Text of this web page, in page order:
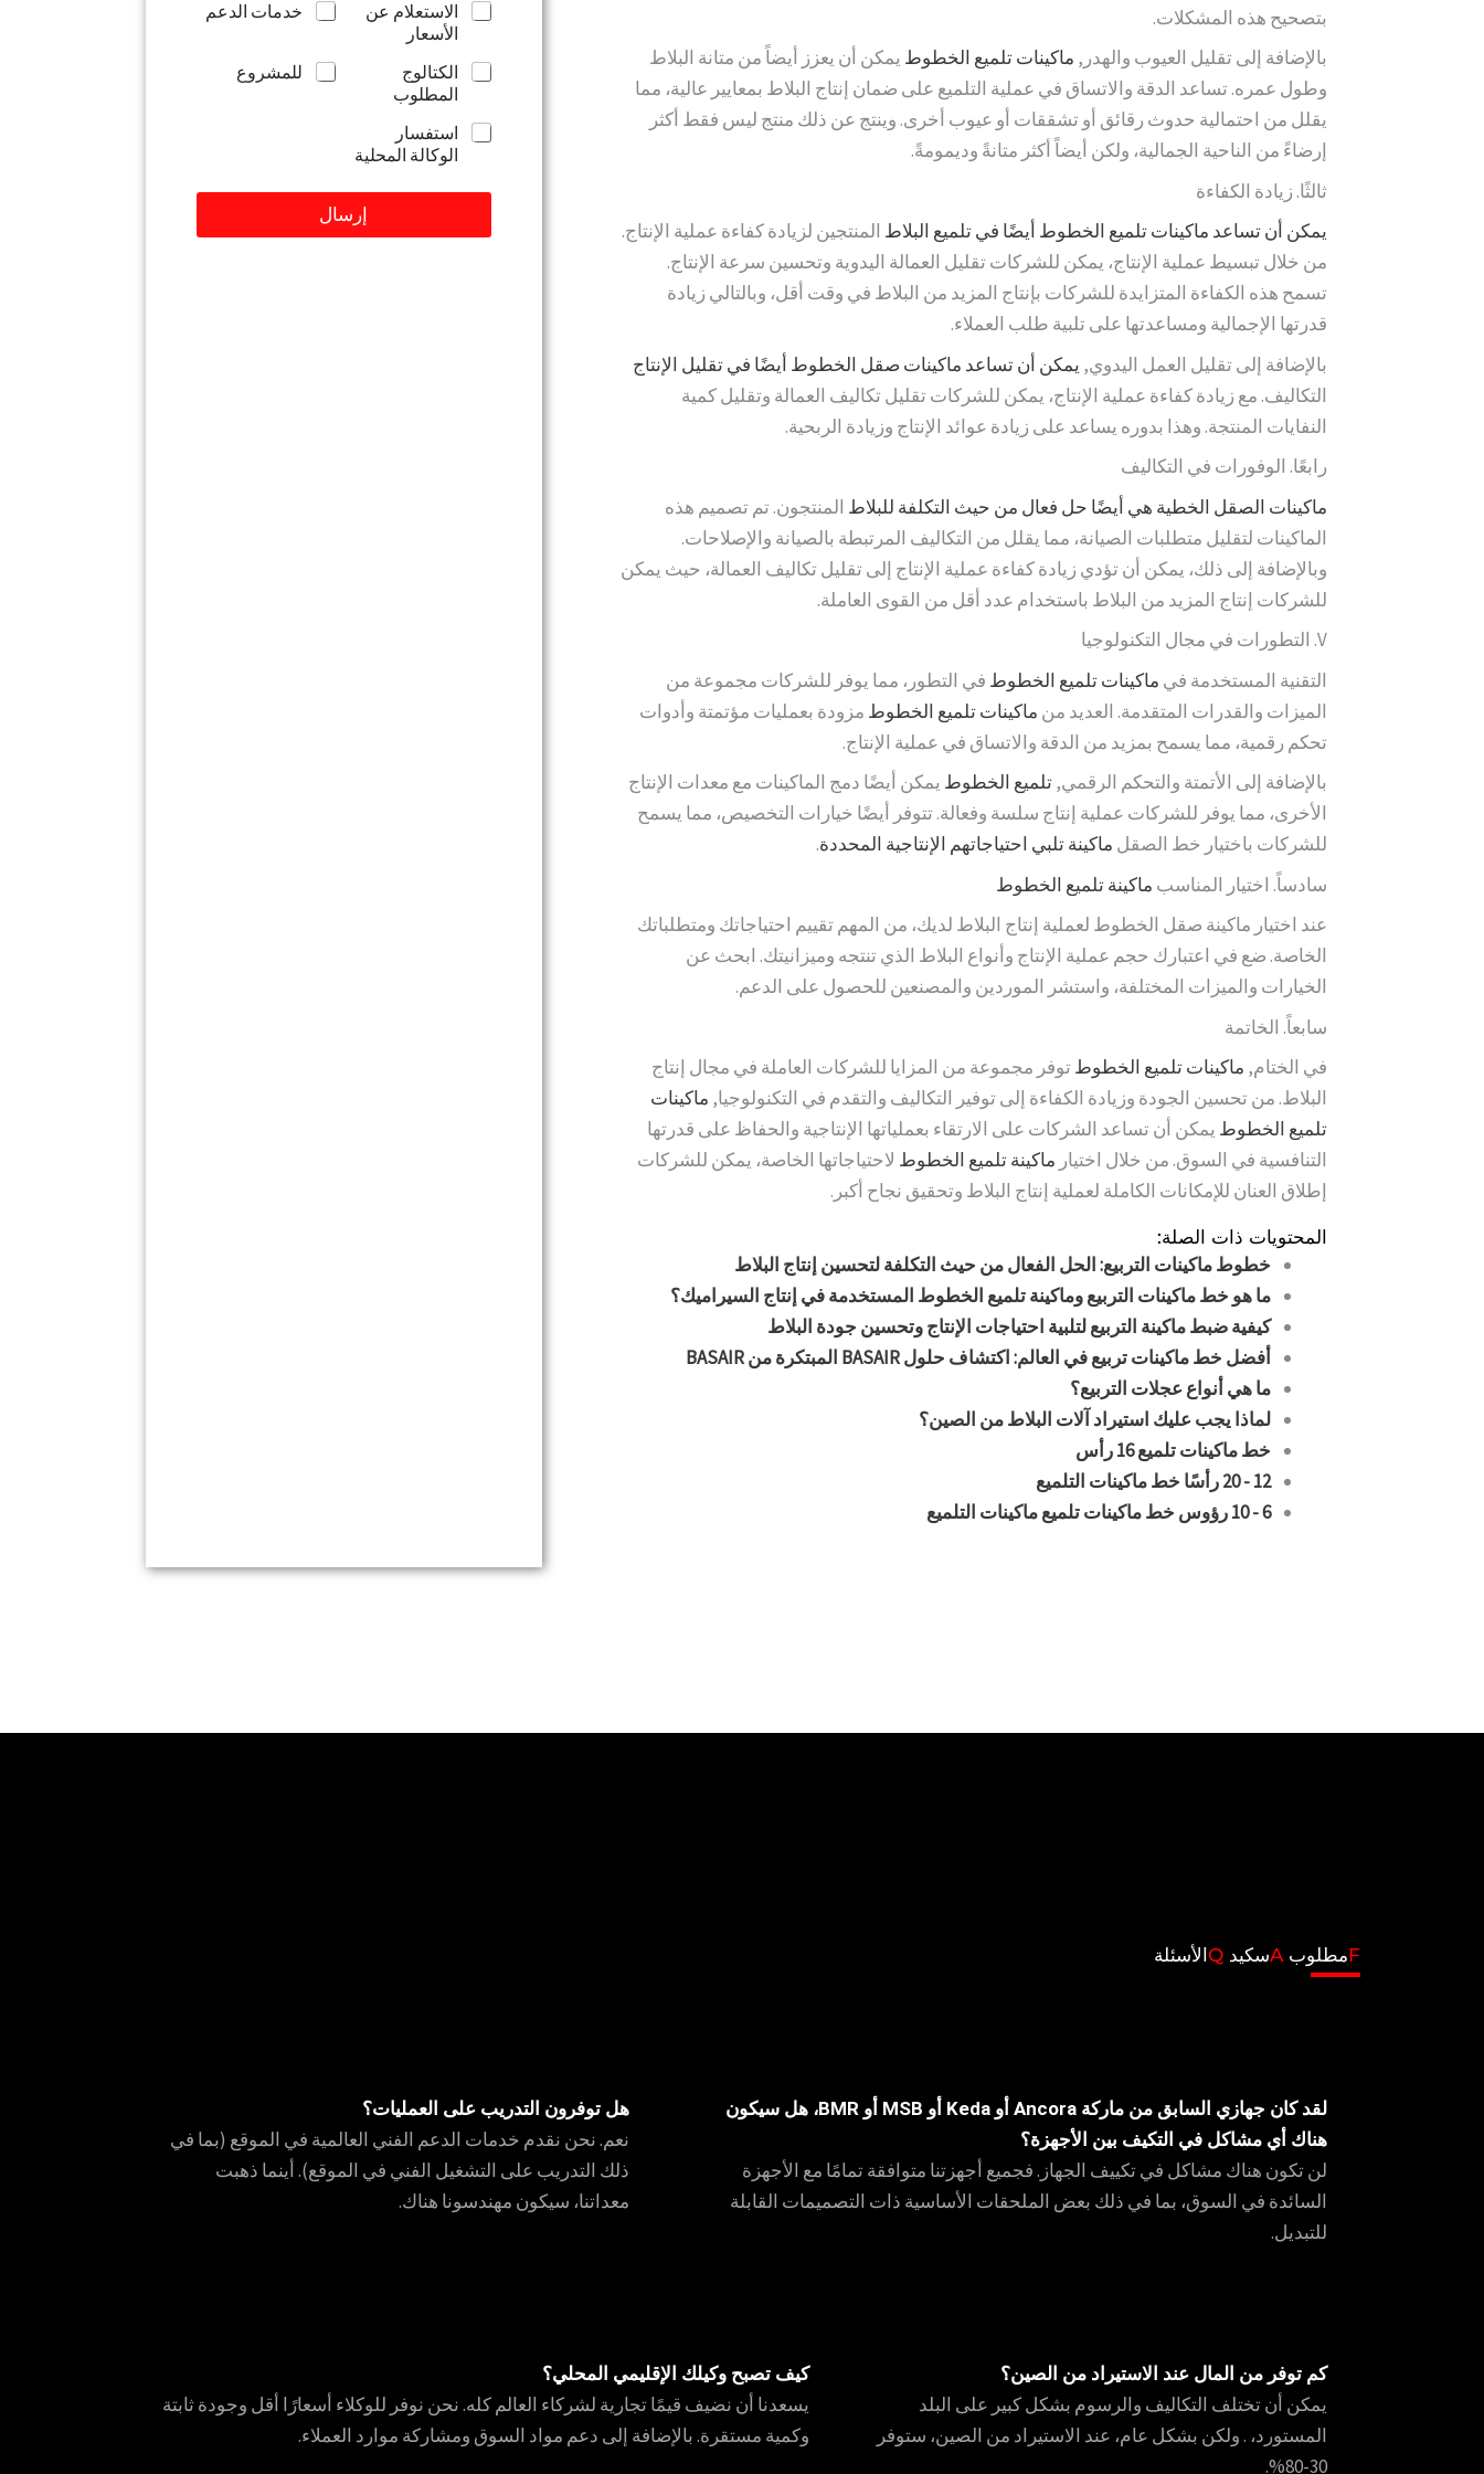
بتصحيح هذه المشكلات.
بالإضافة إلى تقليل العيوب والهدر, ماكينات تلميع الخطوط يمكن أن يعزز أيضاً من متانة البلاط
وطول عمره. تساعد الدقة والاتساق في عملية التلميع على ضمان إنتاج البلاط بمعايير عالية، مما
يقلل من احتمالية حدوث رقائق أو تشققات أو عيوب أخرى. وينتج عن ذلك منتج ليس فقط أكثر
إرضاءً من الناحية الجمالية، ولكن أيضاً أكثر متانةً وديمومةً.
ثالثًا. زيادة الكفاءة
يمكن أن تساعد ماكينات تلميع الخطوط أيضًا في تلميع البلاط المنتجين لزيادة كفاءة عملية الإنتاج.
من خلال تبسيط عملية الإنتاج، يمكن للشركات تقليل العمالة اليدوية وتحسين سرعة الإنتاج.
تسمح هذه الكفاءة المتزايدة للشركات بإنتاج المزيد من البلاط في وقت أقل، وبالتالي زيادة
قدرتها الإجمالية ومساعدتها على تلبية طلب العملاء.
بالإضافة إلى تقليل العمل اليدوي, يمكن أن تساعد ماكينات صقل الخطوط أيضًا في تقليل الإنتاج
التكاليف. مع زيادة كفاءة عملية الإنتاج، يمكن للشركات تقليل تكاليف العمالة وتقليل كمية
النفايات المنتجة. وهذا بدوره يساعد على زيادة عوائد الإنتاج وزيادة الربحية.
رابعًا. الوفورات في التكاليف
ماكينات الصقل الخطية هي أيضًا حل فعال من حيث التكلفة للبلاط المنتجون. تم تصميم هذه
الماكينات لتقليل متطلبات الصيانة، مما يقلل من التكاليف المرتبطة بالصيانة والإصلاحات.
وبالإضافة إلى ذلك، يمكن أن تؤدي زيادة كفاءة عملية الإنتاج إلى تقليل تكاليف العمالة، حيث يمكن
للشركات إنتاج المزيد من البلاط باستخدام عدد أقل من القوى العاملة.
V. التطورات في مجال التكنولوجيا
التقنية المستخدمة في ماكينات تلميع الخطوط في التطور، مما يوفر للشركات مجموعة من
الميزات والقدرات المتقدمة. العديد من ماكينات تلميع الخطوط مزودة بعمليات مؤتمتة وأدوات
تحكم رقمية، مما يسمح بمزيد من الدقة والاتساق في عملية الإنتاج.
بالإضافة إلى الأتمتة والتحكم الرقمي,تلميع الخطوط يمكن أيضًا دمج الماكينات مع معدات الإنتاج
الأخرى، مما يوفر للشركات عملية إنتاج سلسة وفعالة. تتوفر أيضًا خيارات التخصيص، مما يسمح
للشركات باختيار خط الصقل ماكينة تلبي احتياجاتهم الإنتاجية المحددة.
سادساً. اختيار المناسب ماكينة تلميع الخطوط
عند اختيار ماكينة صقل الخطوط لعملية إنتاج البلاط لديك، من المهم تقييم احتياجاتك ومتطلباتك
الخاصة. ضع في اعتبارك حجم عملية الإنتاج وأنواع البلاط الذي تنتجه وميزانيتك. ابحث عن
الخيارات والميزات المختلفة، واستشر الموردين والمصنعين للحصول على الدعم.
سابعاً. الخاتمة
في الختام, ماكينات تلميع الخطوط توفر مجموعة من المزايا للشركات العاملة في مجال إنتاج
البلاط. من تحسين الجودة وزيادة الكفاءة إلى توفير التكاليف والتقدم في التكنولوجيا, ماكينات
تلميع الخطوط يمكن أن تساعد الشركات على الارتقاء بعملياتها الإنتاجية والحفاظ على قدرتها
التنافسية في السوق. من خلال اختيار ماكينة تلميع الخطوط لاحتياجاتها الخاصة، يمكن للشركات
إطلاق العنان للإمكانات الكاملة لعملية إنتاج البلاط وتحقيق نجاح أكبر.
المحتويات ذات الصلة:
خطوط ماكينات التربيع: الحل الفعال من حيث التكلفة لتحسين إنتاج البلاط
ما هو خط ماكينات التربيع وماكينة تلميع الخطوط المستخدمة في إنتاج السيراميك؟
كيفية ضبط ماكينة التربيع لتلبية احتياجات الإنتاج وتحسين جودة البلاط
أفضل خط ماكينات تربيع في العالم: اكتشاف حلول BASAIR المبتكرة من BASAIR
ما هي أنواع عجلات التربيع؟
لماذا يجب عليك استيراد آلات البلاط من الصين؟
خط ماكينات تلميع 16 رأس
12 - 20 رأسًا خط ماكينات التلميع
6 - 10 رؤوس خط ماكينات تلميع ماكينات التلميع
نا
ة
الاستعلام عن
الأسعار
خدمات الدعم
الكتالوج
المطلوب
للمشروع
استفسار
الوكالة المحلية
إرسال
Fمطلوب Aسكيد Qالأسئلة
لقد كان جهازي السابق من ماركة Ancora أو Keda أو MSB أو BMR، هل سيكون
هناك أي مشاكل في التكيف بين الأجهزة؟
لن تكون هناك مشاكل في تكييف الجهاز. فجميع أجهزتنا متوافقة تمامًا مع الأجهزة
السائدة في السوق، بما في ذلك بعض الملحقات الأساسية ذات التصميمات القابلة
للتبديل.
هل توفرون التدريب على العمليات؟
نعم. نحن نقدم خدمات الدعم الفني العالمية في الموقع (بما في
ذلك التدريب على التشغيل الفني في الموقع). أينما ذهبت
معداتنا، سيكون مهندسونا هناك.
كم توفر من المال عند الاستيراد من الصين؟
يمكن أن تختلف التكاليف والرسوم بشكل كبير على البلد
المستورد، . ولكن بشكل عام، عند الاستيراد من الصين، ستوفر
30-80%.
كيف تصبح وكيلك الإقليمي المحلي؟
يسعدنا أن نضيف قيمًا تجارية لشركاء العالم كله. نحن نوفر للوكلاء أسعارًا أقل وجودة ثابتة
وكمية مستقرة. بالإضافة إلى دعم مواد السوق ومشاركة موارد العملاء.